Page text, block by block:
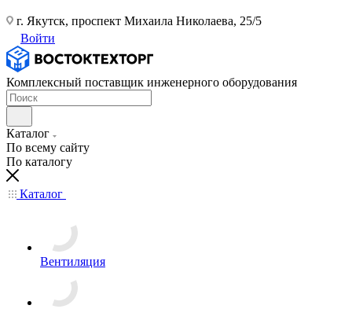
г. Якутск, проспект Михаила Николаева, 25/5
Войти
Комплексный поставщик инженерного оборудования
Каталог
По всему сайту
По каталогу
Каталог
Вентиляция